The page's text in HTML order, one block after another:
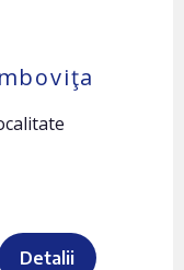
Detalii